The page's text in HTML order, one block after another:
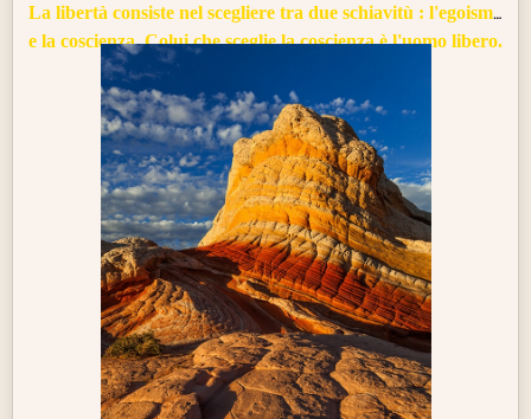
La libertà consiste nel scegliere tra due schiavitù : l'egoismo
e la coscienza. Colui che sceglie la coscienza è l'uomo libero.